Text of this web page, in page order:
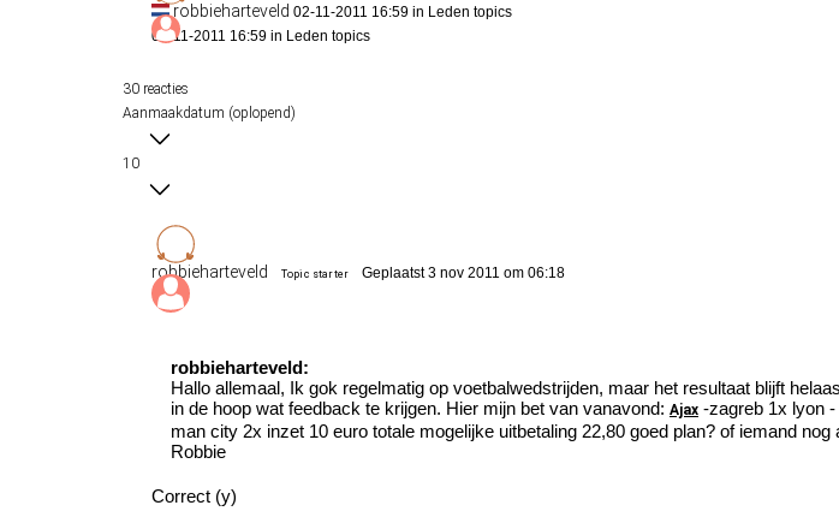
robbieharteveld 02-11-2011 16:59 in Leden topics
02-11-2011 16:59 in Leden topics
30 reacties
Aanmaakdatum (oplopend)
10
robbieharteveld Topic starter Geplaatst 3 nov 2011 om 06:18
robbieharteveld:
Hallo allemaal, Ik gok regelmatig op voetbalwedstrijden, maar het resultaat blijft
in de hoop wat feedback te krijgen. Hier mijn bet van vanavond: Ajax -zagreb 1x lyon
man city 2x inzet 10 euro totale mogelijke uitbetaling 22,80 goed plan? of iemand
Robbie
Correct (y)